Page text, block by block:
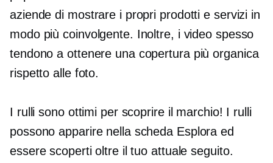
aziende di mostrare i propri prodotti e servizi in
modo più coinvolgente. Inoltre, i video spesso
tendono a ottenere una copertura più organica
rispetto alle foto.
I rulli sono ottimi per scoprire il marchio! I rulli
possono apparire nella scheda Esplora ed
essere scoperti oltre il tuo attuale seguito.